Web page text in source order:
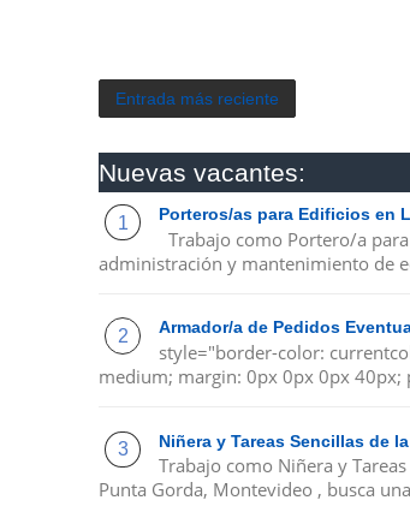
Entrada más reciente
Nuevas vacantes:
Porteros/as para Edificios en
Trabajo como Portero/a
administración y mantenimiento de
Armador/a de Pedidos
style="border-color:
medium; margin: 0px 0px 0px 40px;
Niñera y Tareas Sencillas de
Trabajo como Niñera y
Punta Gorda, Montevideo , busca